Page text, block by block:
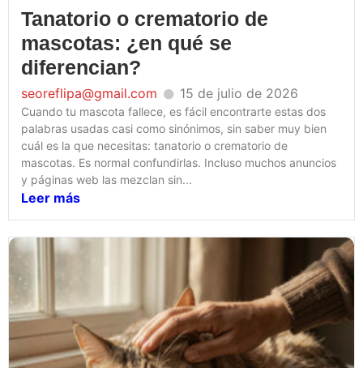
Tanatorio o crematorio de
mascotas: ¿en qué se
diferencian?
seoreflipa@gmail.com 15 de julio de 2026
Cuando tu mascota fallece, es fácil encontrarte estas dos
palabras usadas casi como sinónimos, sin saber muy bien
cuál es la que necesitas: tanatorio o crematorio de
mascotas. Es normal confundirlas. Incluso muchos anuncios
y páginas web las mezclan sin...
Leer más